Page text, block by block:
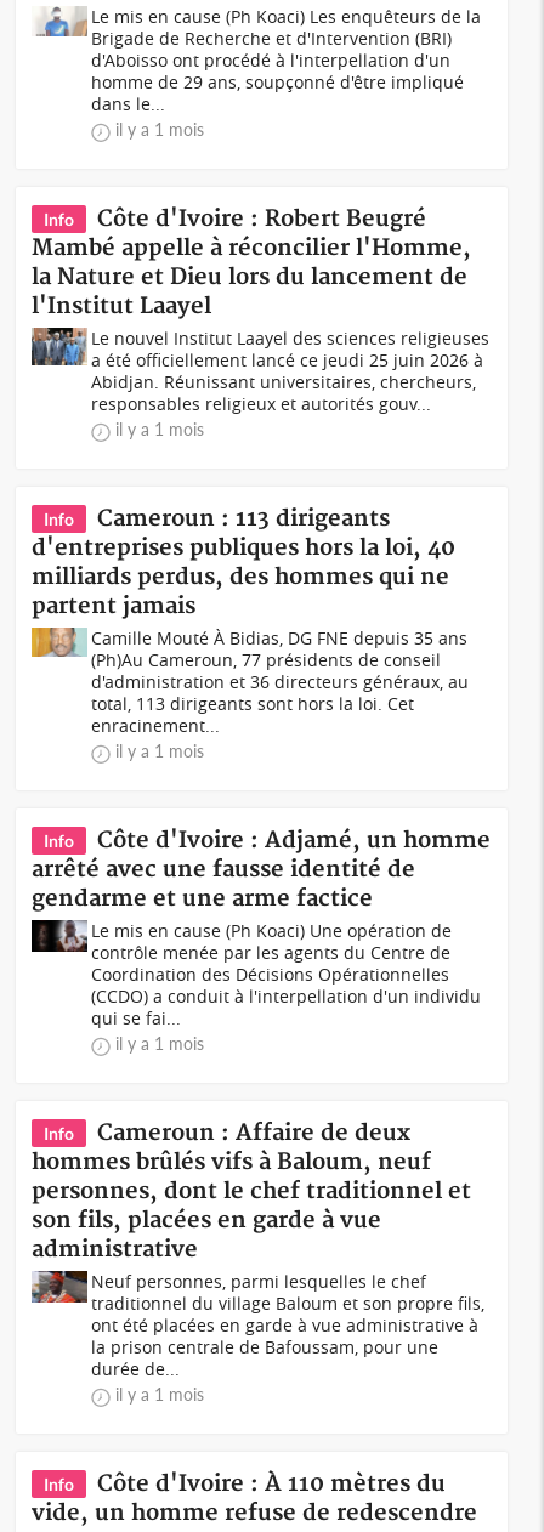
Le mis en cause (Ph Koaci) Les enquêteurs de la
Brigade de Recherche et d'Intervention (BRI)
d'Aboisso ont procédé à l'interpellation d'un
homme de 29 ans, soupçonné d'être impliqué
dans le...
il y a 1 mois
Info
Côte d'Ivoire : Robert Beugré
Mambé appelle à réconcilier l'Homme,
la Nature et Dieu lors du lancement de
l'Institut Laayel
Le nouvel Institut Laayel des sciences religieuses
a été officiellement lancé ce jeudi 25 juin 2026 à
Abidjan. Réunissant universitaires, chercheurs,
responsables religieux et autorités gouv...
il y a 1 mois
Info
Cameroun : 113 dirigeants
d'entreprises publiques hors la loi, 40
milliards perdus, des hommes qui ne
partent jamais
Camille Mouté À Bidias, DG FNE depuis 35 ans
(Ph)Au Cameroun, 77 présidents de conseil
d'administration et 36 directeurs généraux, au
total, 113 dirigeants sont hors la loi. Cet
enracinement...
il y a 1 mois
Info
Côte d'Ivoire : Adjamé, un homme
arrêté avec une fausse identité de
gendarme et une arme factice
Le mis en cause (Ph Koaci) Une opération de
contrôle menée par les agents du Centre de
Coordination des Décisions Opérationnelles
(CCDO) a conduit à l'interpellation d'un individu
qui se fai...
il y a 1 mois
Info
Cameroun : Affaire de deux
hommes brûlés vifs à Baloum, neuf
personnes, dont le chef traditionnel et
son fils, placées en garde à vue
administrative
Neuf personnes, parmi lesquelles le chef
traditionnel du village Baloum et son propre fils,
ont été placées en garde à vue administrative à
la prison centrale de Bafoussam, pour une
durée de...
il y a 1 mois
Info
Côte d'Ivoire : À 110 mètres du
vide, un homme refuse de redescendre